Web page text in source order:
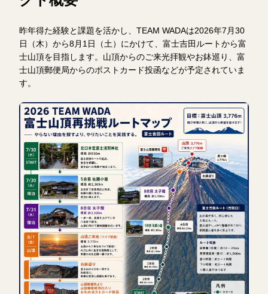
昨年得た経験と課題を活かし、TEAM WADAは2026年7月30
日（木）から8月1日（土）にかけて、富士吉田ルートから富
士山頂を目指します。山頂からのご来光拝観やお鉢巡り、富
士山頂郵便局からのポストカード投函などが予定されていま
す。